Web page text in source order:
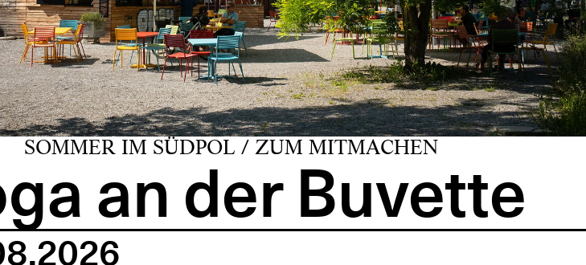
SOMMER IM SÜDPOL / ZUM MITMACHEN
an der Buvette